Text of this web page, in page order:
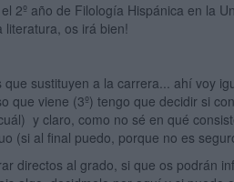
2º año de Filología Hispánica en la
literatura, os irá bien!
sustituyen a la carrera... ahí voy
que viene (3º) tengo que decidir si
y claro, como no sé en qué
(si al final puedo, porque no es
directos al grado, si que os podrán